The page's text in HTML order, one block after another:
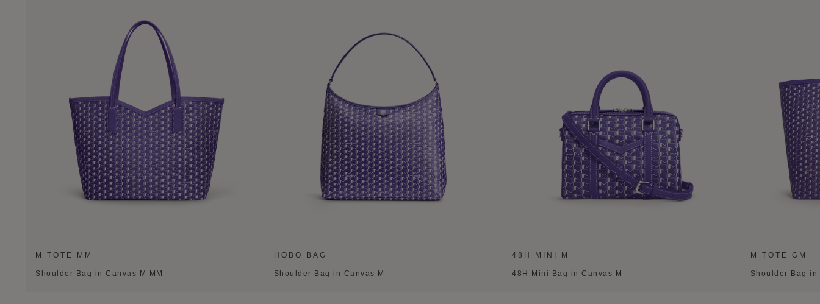
M TOTE MM
Shoulder Bag in Canvas M MM
HOBO BAG
Shoulder Bag in Canvas M
48H MINI M
48H Mini Bag in Canvas M
M TOTE GM
Shoulder Bag in